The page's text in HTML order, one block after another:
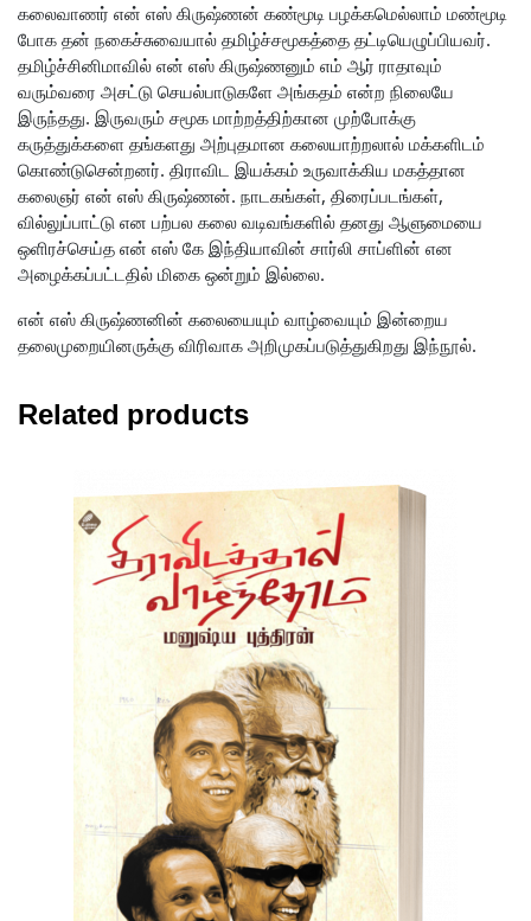
கலைவாணர் என் எஸ் கிருஷ்ணன் கண்மூடி பழக்கமெல்லாம் மண்மூடி
போக தன் நகைச்சுவையால் தமிழ்ச்சமூகத்தை தட்டியெழுப்பியவர்.
தமிழ்ச்சினிமாவில் என் எஸ் கிருஷ்ணனும் எம் ஆர் ராதாவும்
வரும்வரை அசட்டு செயல்பாடுகளே அங்கதம் என்ற நிலையே
இருந்தது. இருவரும் சமூக மாற்றத்திற்கான முற்போக்கு
கருத்துக்களை தங்களது அற்புதமான கலையாற்றலால் மக்களிடம்
கொண்டுசென்றனர். திராவிட இயக்கம் உருவாக்கிய மகத்தான
கலைஞர் என் எஸ் கிருஷ்ணன். நாடகங்கள், திரைப்படங்கள்,
வில்லுப்பாட்டு என பற்பல கலை வடிவங்களில் தனது ஆளுமையை
ஒளிரச்செய்த என் எஸ் கே இந்தியாவின் சார்லி சாப்ளின் என
அழைக்கப்பட்டதில் மிகை ஒன்றும் இல்லை.
என் எஸ் கிருஷ்ணனின் கலையையும் வாழ்வையும் இன்றைய
தலைமுறையினருக்கு விரிவாக அறிமுகப்படுத்துகிறது இந்நூல்.
Related products